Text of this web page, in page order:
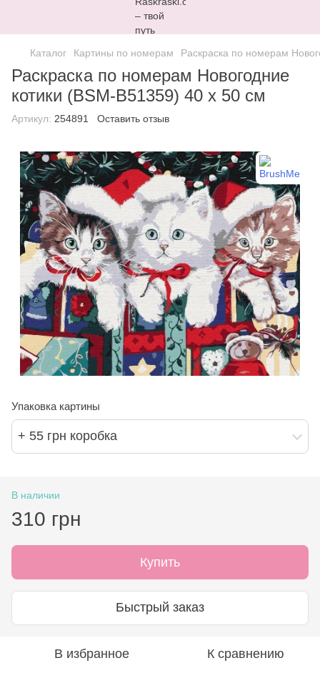
Каталог Картины по номерам Раскраска по номерам
Раскраска по номерам Новогодние
котики (BSM-B51359) 40 х 50 см
Артикул: 254891 Оставить отзыв
Упаковка картины
+ 55 грн коробка
В наличии
310 грн
Купить
Быстрый заказ
В избранное К сравнению